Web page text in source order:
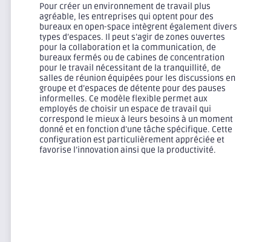
Pour créer un environnement de travail plus
agréable, les entreprises qui optent pour des
bureaux en open-space intègrent également divers
types d’espaces. Il peut s’agir de zones ouvertes
pour la collaboration et la communication, de
bureaux fermés ou de cabines de concentration
pour le travail nécessitant de la tranquillité, de
salles de réunion équipées pour les discussions en
groupe et d’espaces de détente pour des pauses
informelles. Ce modèle flexible permet aux
employés de choisir un espace de travail qui
correspond le mieux à leurs besoins à un moment
donné et en fonction d’une tâche spécifique. Cette
configuration est particulièrement appréciée et
favorise l’innovation ainsi que la productivité.